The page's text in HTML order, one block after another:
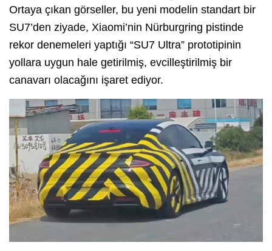
Ortaya çıkan görseller, bu yeni modelin standart bir
SU7’den ziyade, Xiaomi’nin Nürburgring pistinde
rekor denemeleri yaptığı “SU7 Ultra” prototipinin
yollara uygun hale getirilmiş, evcilleştirilmiş bir
canavarı olacağını işaret ediyor.